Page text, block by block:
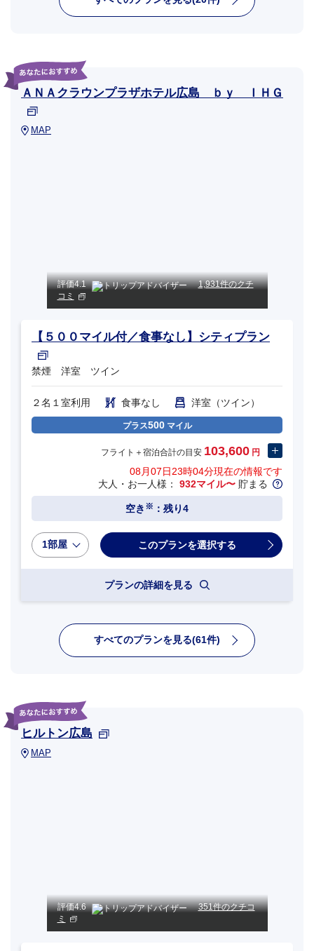
ＡＮＡクラウンプラザホテル広島 ｂｙ ＩＨＧ
MAP
評価4.1
1,931件のクチ
コミ
【５００マイル付／食事なし】シティプラン
禁煙 洋室 ツイン
２名１室利用 食事なし 洋室（ツイン）
プラス500マイル
フライト＋宿泊合計の目安 103,600 円
08月07日23時04分現在の情報です
大人・お一人様： 932マイル〜 貯まる
空き ※ ：残り4
1部屋
プランの詳細を見る
すべてのプランを見る(61件)
ヒルトン広島
MAP
評価4.6
351件のクチコ
ミ